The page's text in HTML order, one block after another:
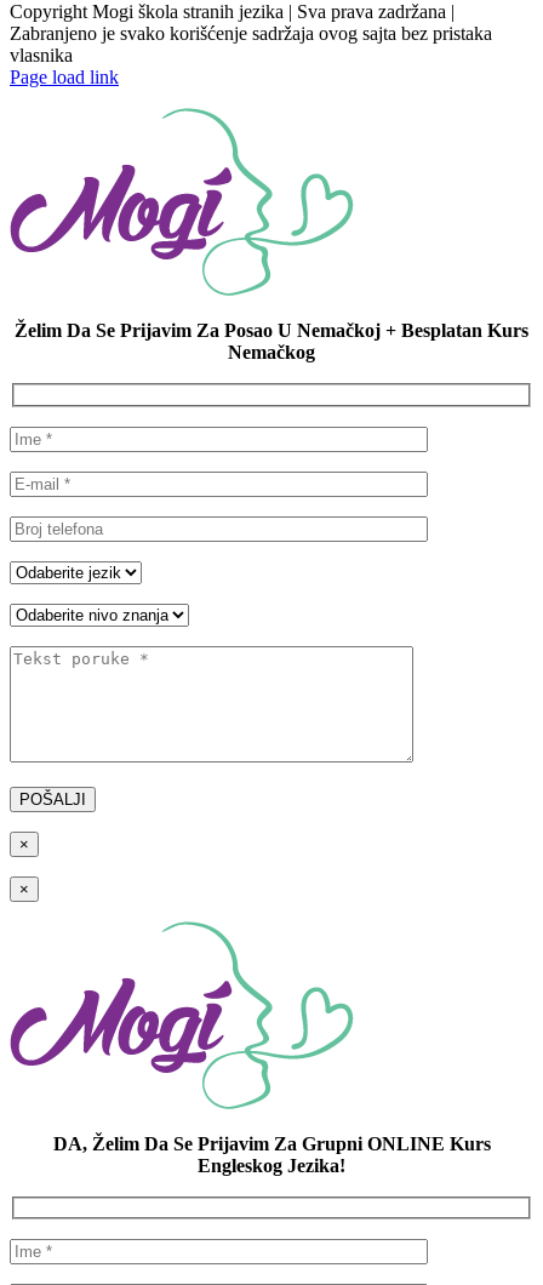
Copyright Mogi škola stranih jezika | Sva prava zadržana |
Zabranjeno je svako korišćenje sadržaja ovog sajta bez pristaka
vlasnika
Page load link
Želim Da Se Prijavim Za Posao U Nemačkoj + Besplatan Kurs
Nemačkog
×
×
DA, Želim Da Se Prijavim Za Grupni ONLINE Kurs
Engleskog Jezika!